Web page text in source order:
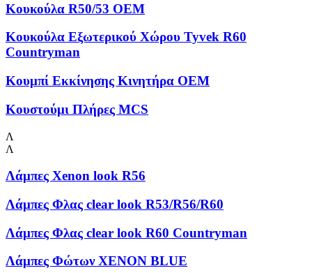
Κουκούλα R50/53 OEM
Κουκούλα Εξωτερικού Χώρου Tyvek R60
Countryman
Κουμπί Εκκίνησης Κινητήρα OEM
Κουστούμι Πλήρες MCS
Λ
Λ
Λάμπες Xenon look R56
Λάμπες Φλας clear look R53/R56/R60
Λάμπες Φλας clear look R60 Countryman
Λάμπες Φώτων XENON BLUE